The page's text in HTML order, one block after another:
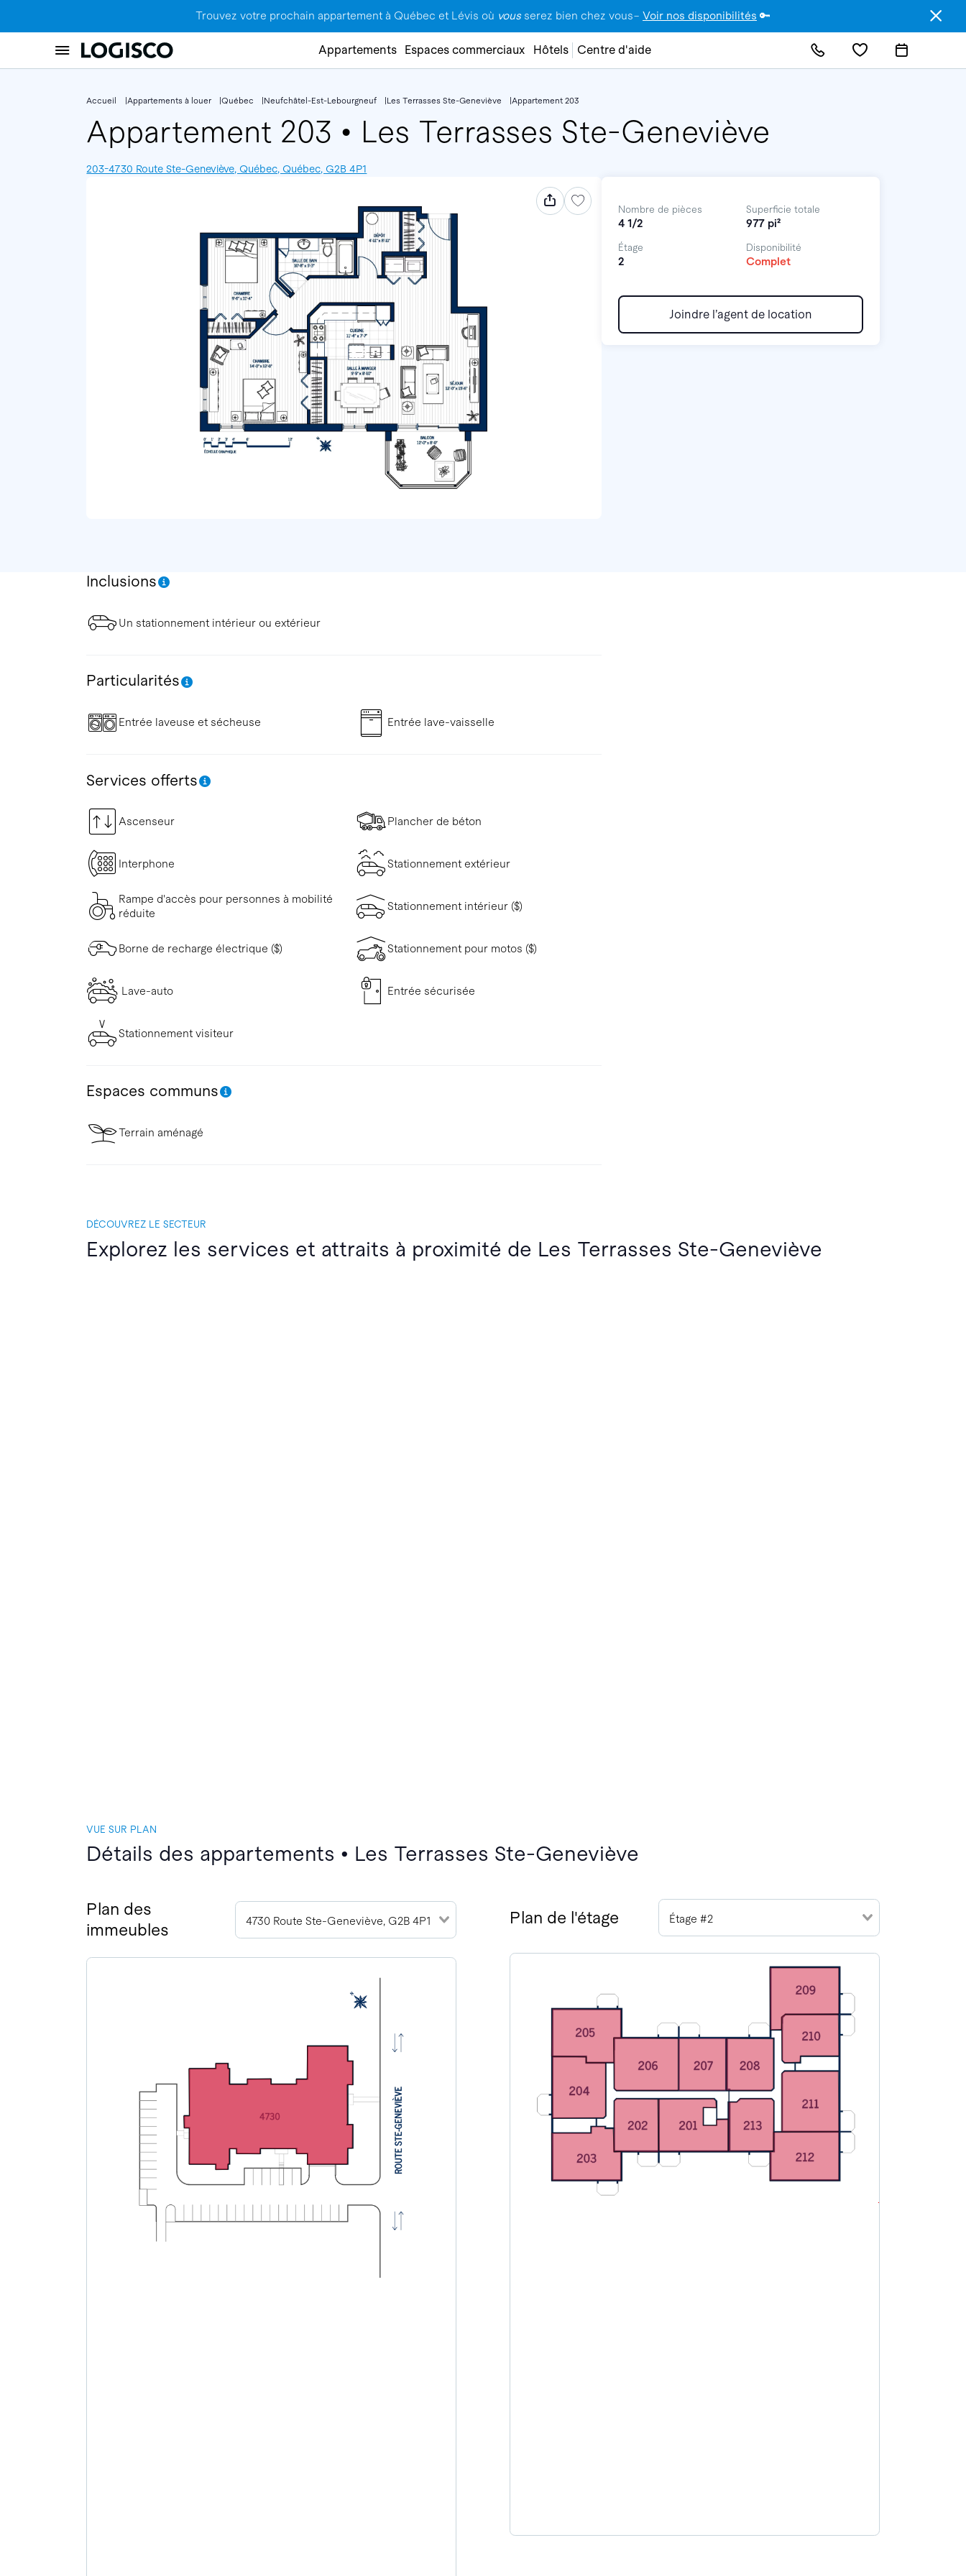
Trouvez votre prochain appartement à Québec et Lévis où vous serez bien chez vous– Voir nos disponibilités 🔑
Appartements Espaces commerciaux Hôtels Centre d'aide
Accueil Appartements à louer Québec Neufchâtel-Est-Lebourgneuf Les Terrasses Ste-Geneviève Appartement 203
Appartement 203 • Les Terrasses Ste-Geneviève
203-4730 Route Ste-Geneviève, Québec, Québec, G2B 4P1
Inclusions
Un stationnement intérieur ou extérieur
Particularités
Entrée laveuse et sécheuse Entrée lave-vaisselle
Services offerts
Ascenseur Plancher de béton
Interphone Stationnement extérieur
Rampe d'accès pour personnes à mobilité
réduite
Stationnement intérieur ($)
Borne de recharge électrique ($) Stationnement pour motos ($)
Lave-auto Entrée sécurisée
Stationnement visiteur
Espaces communs
Terrain aménagé
Nombre de pièces
4 1/2
Superficie totale
977 pi²
Étage
2
Disponibilité
Complet
Joindre l’agent de location
DÉCOUVREZ LE SECTEUR
Explorez les services et attraits à proximité de Les Terrasses Ste-Geneviève
VUE SUR PLAN
Détails des appartements • Les Terrasses Ste-Geneviève
Plan des
immeubles
4730 Route Ste-Geneviève, G2B 4P1 Plan de l'étage Étage #2